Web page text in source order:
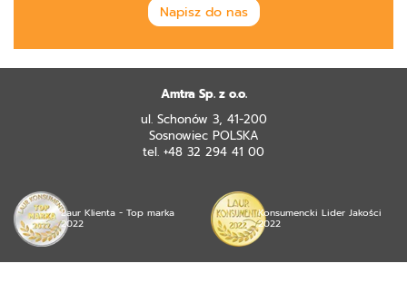
Napisz do nas
Amtra Sp. z o.o.
ul. Schonów 3, 41-200
Sosnowiec POLSKA
tel. +48 32 294 41 00
Laur Klienta - Top marka
2022
Konsumencki Lider Jakości
2022